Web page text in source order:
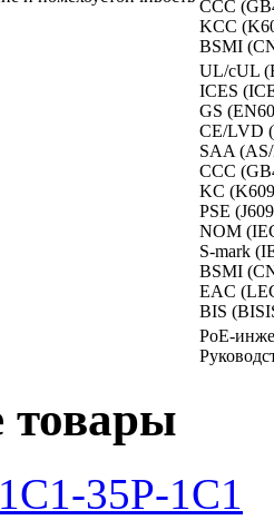
CCC
KCC
BSMI
UL/cUL
ICES
GS
CE/LVD
SAA
CCC
KC
PSE
NOM
S-mark
BSMI
EAC
BIS
PoE-
товары
35P-1C1